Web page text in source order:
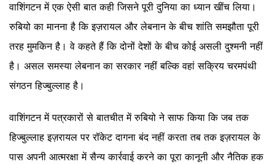
वाशिंगटन में एक ऐसी बात कही जिसने पूरी दुनिया का ध्यान खींच लिया।
रुबियो का मानना है कि इज़रायल और लेबनान के बीच शांति समझौता पूरी
तरह मुमकिन है। वे कहते हैं कि दोनों देशों के बीच कोई असली दुश्मनी नहीं
है। असल समस्या लेबनान का सरकार नहीं बल्कि वहां सक्रिय चरमपंथी
संगठन हिज्बुल्लाह है।
वाशिंगटन में पत्रकारों से बातचीत में रुबियो ने साफ किया कि जब तक
हिज्बुल्लाह इज़रायल पर रॉकेट दागना बंद नहीं करता तब तक इज़रायल के
पास अपनी आत्मरक्षा में सैन्य कार्रवाई करने का पूरा कानूनी और नैतिक हक